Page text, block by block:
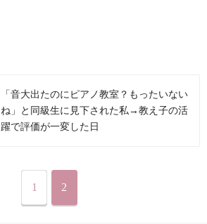
「音大出たのにピアノ教室？もったいない
ね」と同級生に見下された私→教え子の活
躍で評価が一変した日
1 2